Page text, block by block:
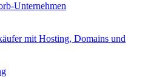
Unternehmen
mit Hosting, Domains und